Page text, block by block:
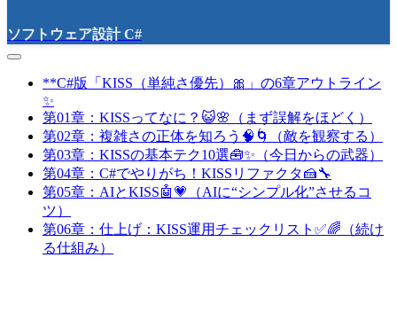
ソフトウェア設計 C#
**C#版「KISS（単純さ優先）🎀」の6章アウトライン
✨
第01章：KISSってなに？😺🌸（まず誤解をほどく）
第02章：複雑さの正体を知ろう🧠🌀（敵を観察する）
第03章：KISSの基本テク10選🧰✨（今日からの武器）
第04章：C#でやりがち！KISSリファクタ🍰🔧
第05章：AIとKISS🤖💗（AIに“シンプル化”させるコ
ツ）
第06章：仕上げ：KISS運用チェックリスト✅🌈（続け
る仕組み）